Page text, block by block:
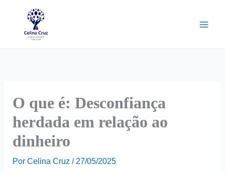
O que é: Desconfiança
herdada em relação ao
dinheiro
Por Celina Cruz / 27/05/2025